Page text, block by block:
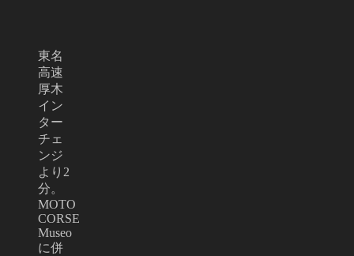
東名
高速
厚木
イン
ター
チェ
ンジ
より2
分。
MOTO
CORSE
Museo
に併